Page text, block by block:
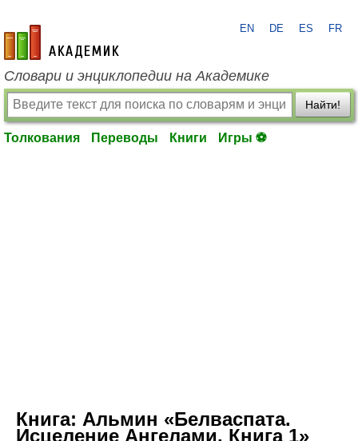
academic.ru
EN DE ES FR
Словари и энциклопедии на Академике
Найти!
Толкования Переводы Книги Игры ⚽
Книга: Альмин «Белваспата.
Исцеление Ангелами. Книга 1»